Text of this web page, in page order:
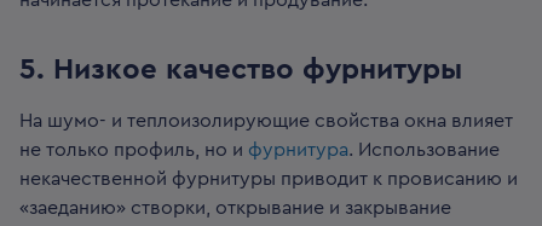
5️. Низкое качество фурнитуры
На шумо- и теплоизолирующие свойства окна влияет
не только профиль, но и фурнитура. Использование
некачественной фурнитуры приводит к провисанию и
«заеданию» створки, открывание и закрывание